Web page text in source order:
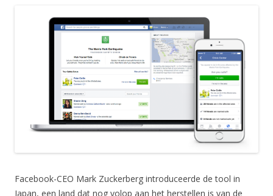
Facebook-CEO Mark Zuckerberg introduceerde de tool in
Japan, een land dat nog volop aan het herstellen is van de